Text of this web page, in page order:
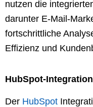
nutzen die
darunter E-Mail-
fortschrittliche
Effizienz und
HubSpot-
Der HubSpot